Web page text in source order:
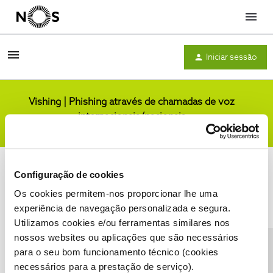
Configuração de cookies
Os cookies permitem-nos proporcionar lhe uma
experiência de navegação personalizada e segura.
Utilizamos cookies e/ou ferramentas similares nos
nossos websites ou aplicações que são necessários
para o seu bom funcionamento técnico (cookies
necessários para a prestação de serviço).
Menu
Iniciar sessão
Vishing | Phishing através de chamadas de voz
internacionais/nacionais
Condições do Fórum NOS Accessibility statement